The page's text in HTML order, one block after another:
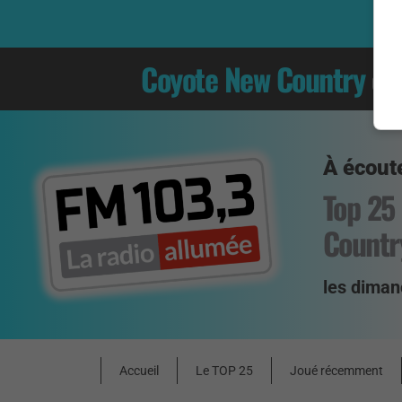
Coyote New Country
À
Top
les
Accueil Le TOP 25 Joué récemment